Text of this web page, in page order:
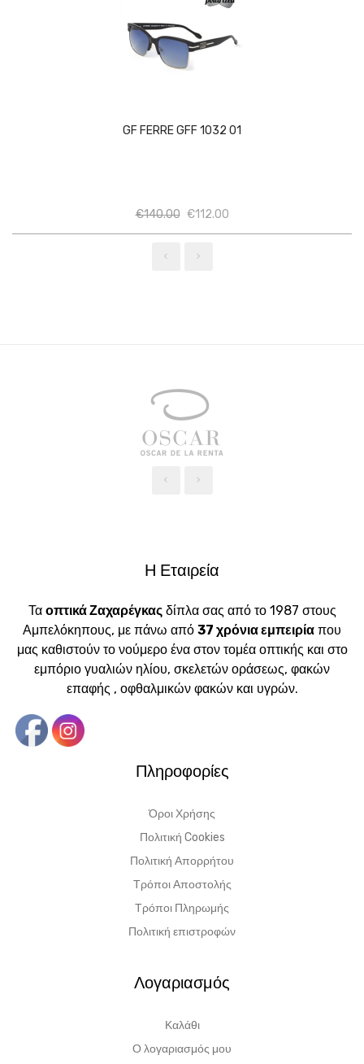
GF FERRE GFF 1032 01
€140.00 Ποσότητα
€112.00Ποσότητα
Η Εταιρεία
Τα οπτικά Ζαχαρέγκαςδίπλα σας από το 1987 στους
Αμπελόκηπους, με πάνω από 37 χρόνια εμπειρία που
μας καθιστούν το νούμερο ένα στον τομέα οπτικής και στο
εμπόριο γυαλιών ηλίου, σκελετών οράσεως, φακών
επαφής , οφθαλμικών φακών και υγρών.
Πληροφορίες
Όροι Χρήσης
Πολιτική Cookies
Πολιτική Απορρήτου
Τρόποι Αποστολής
Τρόποι Πληρωμής
Πολιτική επιστροφών
Λογαριασμός
Καλάθι
Ο λογαριασμός μου